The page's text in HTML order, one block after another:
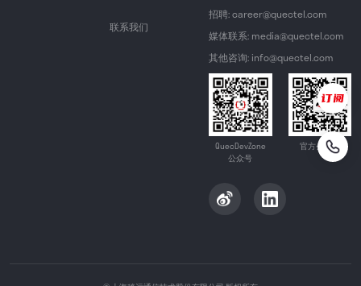
联系我们
招聘: career@quectel.com
媒体联系: media@quectel.com
其他咨询: info@quectel.com
QuecDevZone
公众号
官方公众号